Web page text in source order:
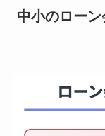
中小のロー